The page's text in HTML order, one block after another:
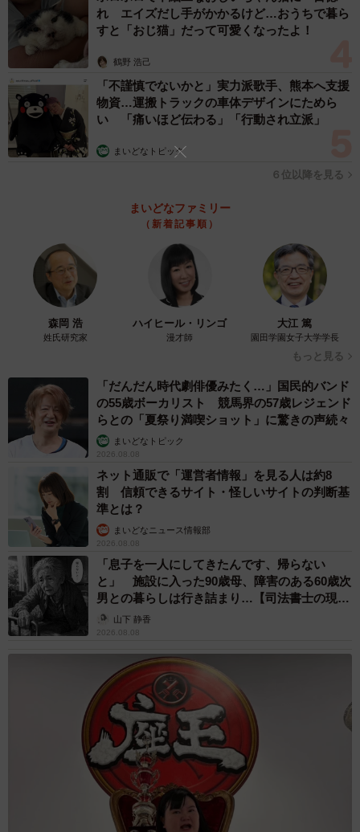
下までくるくる終わったら上から力を入れてカット（農狂農家はらちゃ
んさんThreadsより動画スクリーンショット）
――栽培時のこだわりは？
スイカは大分や熊本のスイカのプロ農家さんに色々と教え
てもらい、植える株間やスイカに栄養がいくように気をつ
けています。今年は気候が良すぎて葉が育ちすぎたことに
より空洞果が多く出てしまいました。これを来年の課題と
して実がギュッとしまった美味しいスイカを作れるように
また頑張ります。
ちなみに、今回試し割りをしてみたスイカは、スイカとメ
ロンの専門種苗会社の萩原農場さん（奈良県磯城郡）の
「BonBonリッチ」という小玉スイカです。萩原農場さんは
とても素晴らしい種苗会社で、生産者として安心して栽培
できています。
――近年、スーパーなどでは既に一口サイズにカットされ
ているものや、1/4玉やスライスなど比較的コンパクトに販
売されている印象があるのですが、「1玉で買う魅力」は？
しいて言えば2つあります。1つめは「新鮮なスイカを食べ
られること」。スイカは切った時から劣化が始まります。
切りたてのスイカはやはりみずみずしく美味しいです。
れ エイズだし手がかかるけど…おうちで暮ら
すと「おじ猫」だって可愛くなったよ！
鶴野 浩己
「不謹慎でないかと」実力派歌手、熊本へ支援
物資…運搬トラックの車体デザインにためら
い 「痛いほど伝わる」「行動され立派」
まいどなトピック
６位以降を見る
まいどなファミリー
（新着記事順）
森岡 浩
姓氏研究家
ハイヒール・リンゴ
漫才師
大江 篤
園田学園女子大学学長
もっと見る
「だんだん時代劇俳優みたく…」国民的バンド
の55歳ボーカリスト 競馬界の57歳レジェンド
らとの「夏祭り満喫ショット」に驚きの声続々
まいどなトピック
2026.08.08
ネット通販で「運営者情報」を見る人は約8
割 信頼できるサイト・怪しいサイトの判断基
準とは？
まいどなニュース情報部
2026.08.08
「息子を一人にしてきたんです、帰らない
と」 施設に入った90歳母、障害のある60歳次
男との暮らしは行き詰まり…【司法書士の現場
から】山下 静香
2026.08.08